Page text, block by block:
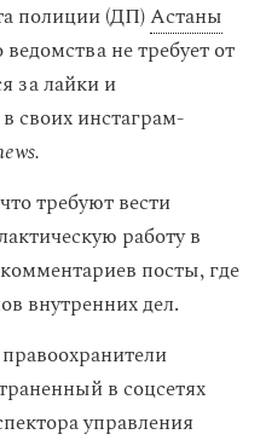
полиции (ДП)Астаны
не требует от
за лайки и
своих инстаграм-
требуют вести
работу в
посты, где
внутренних дел.
в соцсетях
управления